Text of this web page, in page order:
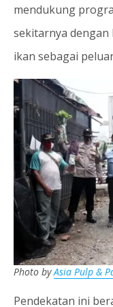
mendukung
sekitarnya
ikan sebagai
Photo byAsia Pulp &
Pendekatan ini